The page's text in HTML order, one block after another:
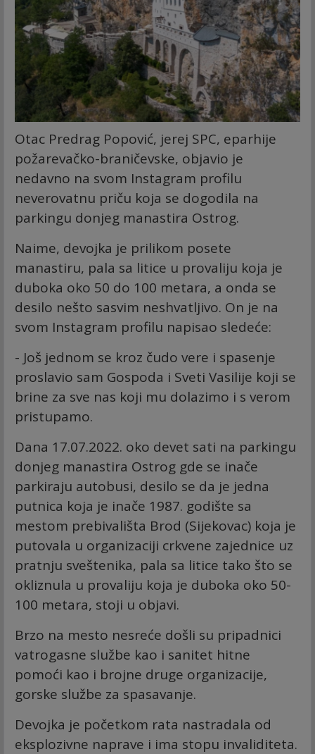
Otac Predrag Popović, jerej SPC, eparhije
požarevačko-braničevske, objavio je
nedavno na svom Instagram profilu
neverovatnu priču koja se dogodila na
parkingu donjeg manastira Ostrog.
Naime, devojka je prilikom posete
manastiru, pala sa litice u provaliju koja je
duboka oko 50 do 100 metara, a onda se
desilo nešto sasvim neshvatljivo. On je na
svom Instagram profilu napisao sledeće:
- Još jednom se kroz čudo vere i spasenje
proslavio sam Gospoda i Sveti Vasilije koji se
brine za sve nas koji mu dolazimo i s verom
pristupamo.
Dana 17.07.2022. oko devet sati na parkingu
donjeg manastira Ostrog gde se inače
parkiraju autobusi, desilo se da je jedna
putnica koja je inače 1987. godište sa
mestom prebivališta Brod (Sijekovac) koja je
putovala u organizaciji crkvene zajednice uz
pratnju sveštenika, pala sa litice tako što se
okliznula u provaliju koja je duboka oko 50-
100 metara, stoji u objavi.
Brzo na mesto nesreće došli su pripadnici
vatrogasne službe kao i sanitet hitne
pomoći kao i brojne druge organizacije,
gorske službe za spasavanje.
Devojka je početkom rata nastradala od
eksplozivne naprave i ima stopu invaliditeta.